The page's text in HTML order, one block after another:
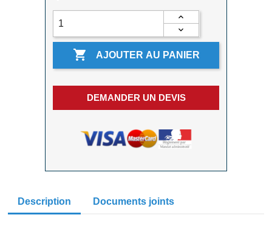
 AJOUTER AU PANIER
DEMANDER UN DEVIS
Description Documents joints